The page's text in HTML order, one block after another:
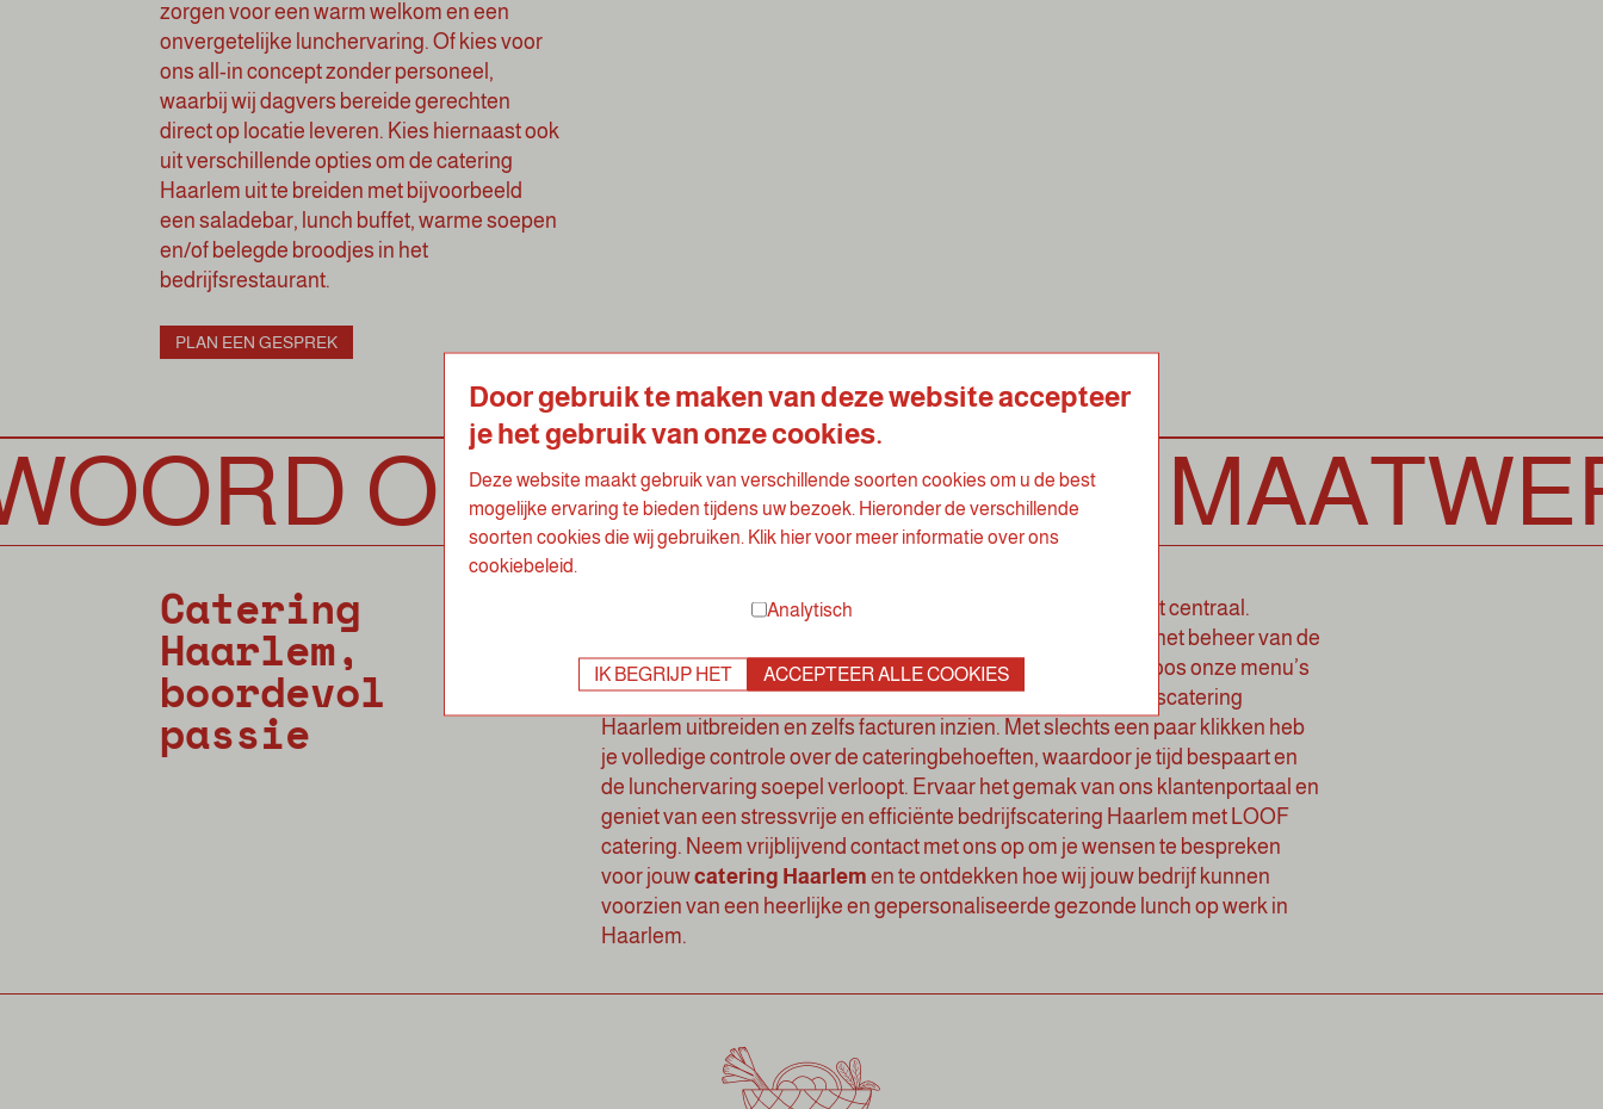
zorgen voor een warm welkom en een
onvergetelijke lunchervaring. Of kies voor
ons all-in concept zonder personeel,
waarbij wij dagvers bereide gerechten
direct op locatie leveren. Kies hiernaast ook
uit verschillende opties om de catering
Haarlem uit te breiden met bijvoorbeeld
eensaladebar, lunch buffet, warme soepen
en/of belegde broodjes in het
bedrijfsrestaurant.
PLAN EEN GESPREK
ONDERNEMEN MAATWERK
Catering
Haarlem,
boordevol
passie
Bij LOOF catering staat kwaliteit, duurzaamheid en flexibiliteit centraal.
Ontdek ons handige klantenportaal, speciaal ontworpen om het beheer van de
catering Haarlem eenvoudiger te maken. Hier kan je moeiteloos onze menu’s
bekijken, het aantal gasten opgeven voor de lunch, de bedrijfscatering
Haarlem uitbreiden en zelfs facturen inzien. Met slechts een paar klikken heb
je volledige controle over de cateringbehoeften, waardoor je tijd bespaart en
de lunchervaring soepel verloopt. Ervaar het gemak van ons klantenportaal en
geniet van een stressvrije en efficiënte bedrijfscatering Haarlem met LOOF
catering. Neem vrijblijvend contact met ons op om je wensen te bespreken
voor jouwcatering Haarlem en te ontdekken hoe wij jouw bedrijf kunnen
voorzien van een heerlijke en gepersonaliseerde gezonde lunch op werk in
Haarlem.
Door gebruik te maken van deze website accepteer
je het gebruik van onze cookies.
Deze website maakt gebruik van verschillende soorten cookies om u de best
mogelijke ervaring te bieden tijdens uw bezoek. Hieronder de verschillende
soorten cookies die wij gebruiken. Klik hier voor meer informatie over ons
cookiebeleid.
Analytisch
IK BEGRIJP HET ACCEPTEER ALLE COOKIES